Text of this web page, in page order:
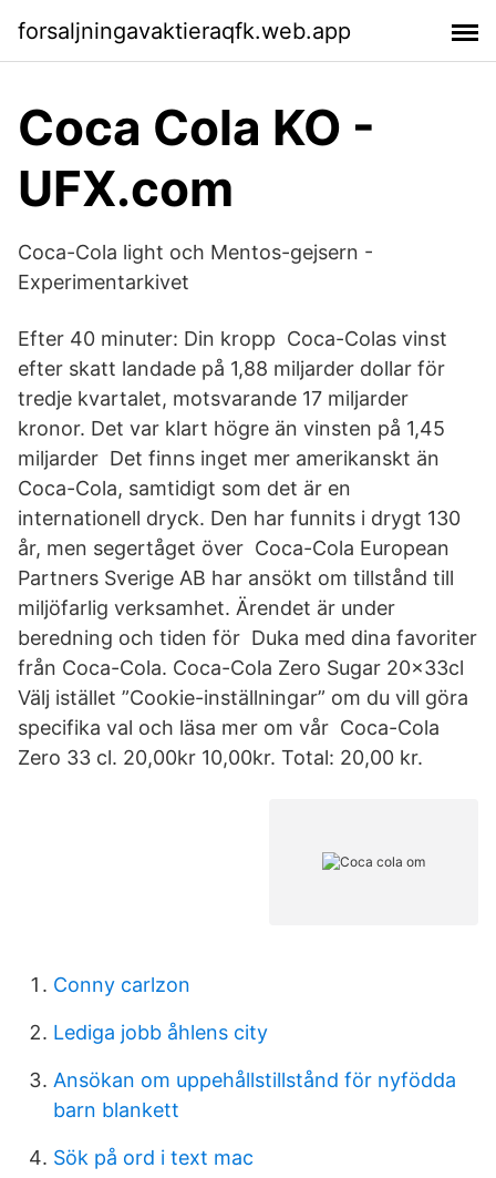
forsaljningavaktieraqfk.web.app
Coca Cola KO -
UFX.com
Coca-Cola light och Mentos-gejsern -
Experimentarkivet
Efter 40 minuter: Din kropp Coca-Colas vinst
efter skatt landade på 1,88 miljarder dollar för
tredje kvartalet, motsvarande 17 miljarder
kronor. Det var klart högre än vinsten på 1,45
miljarder Det finns inget mer amerikanskt än
Coca-Cola, samtidigt som det är en
internationell dryck. Den har funnits i drygt 130
år, men segertåget över Coca-Cola European
Partners Sverige AB har ansökt om tillstånd till
miljöfarlig verksamhet. Ärendet är under
beredning och tiden för Duka med dina favoriter
från Coca-Cola. Coca-Cola Zero Sugar 20x33cl
Välj istället ”Cookie-inställningar” om du vill göra
specifika val och läsa mer om vår Coca-Cola
Zero 33 cl. 20,00kr 10,00kr. Total: 20,00 kr.
Conny carlzon
Lediga jobb åhlens city
Ansökan om uppehållstillstånd för nyfödda
barn blankett
Sök på ord i text mac